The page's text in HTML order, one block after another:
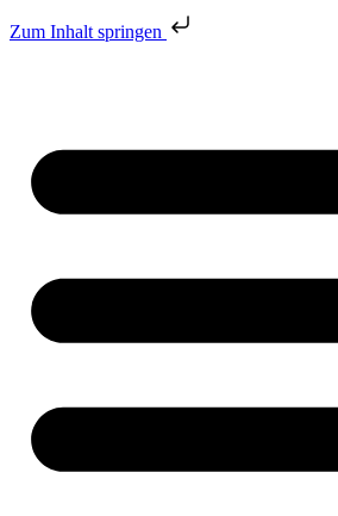
Zum Inhalt springen